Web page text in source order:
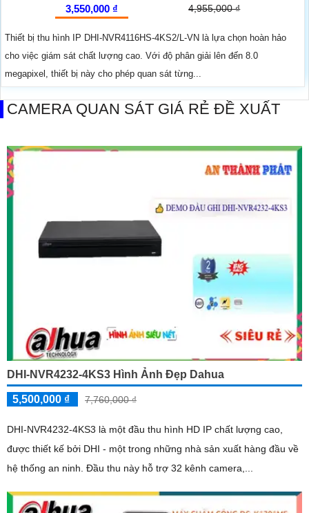
3,550,000 ₫ 4,955,000 ₫
Thiết bị thu hình IP DHI-NVR4116HS-4KS2/L-VN là lựa chọn hoàn hảo
cho việc giám sát chất lượng cao. Với độ phân giải lên đến 8.0
megapixel, thiết bị này cho phép quan sát từng...
CAMERA QUAN SÁT GIÁ RẺ ĐỀ XUẤT
DHI-NVR4232-4KS3 Hình Ảnh Đẹp Dahua
5,500,000 ₫ 7,760,000 ₫
DHI-NVR4232-4KS3 là một đầu thu hình HD IP chất lượng cao,
được thiết kế bởi DHI - một trong những nhà sản xuất hàng đầu về
hệ thống an ninh. Đầu thu này hỗ trợ 32 kênh camera,...